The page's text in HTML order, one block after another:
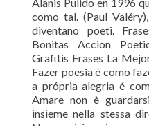
como tal. (Paul
diventano poeti.
Bonitas Accion
Grafitis Frases La
Fazer poesia é como
a própria alegria é
Amare non è
insieme nella stessa